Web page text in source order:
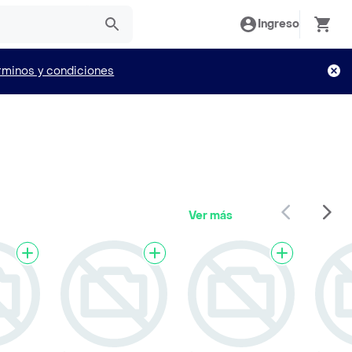
Ingreso
y condiciones
Ver más